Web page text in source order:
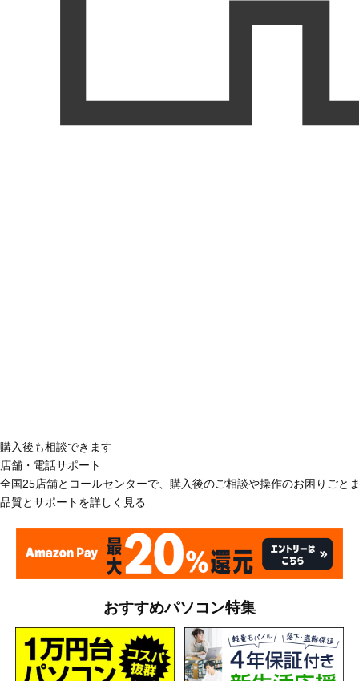
購入後も相談できます
店舗・電話サポート
全国25店舗とコールセンターで、購入後のご相談や操作のお困りごと
品質とサポートを詳しく見る
おすすめパソコン特集